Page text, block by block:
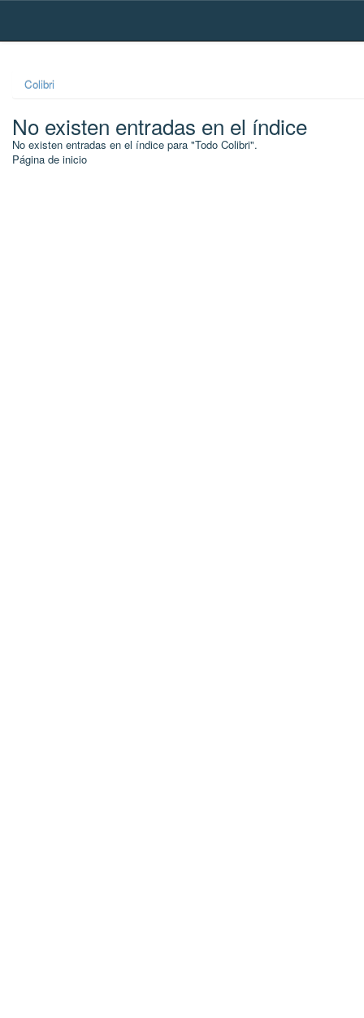
Skip
Colibri
No existen entradas en el índice
No existen entradas en el índice para "Todo Colibri".
Página de inicio